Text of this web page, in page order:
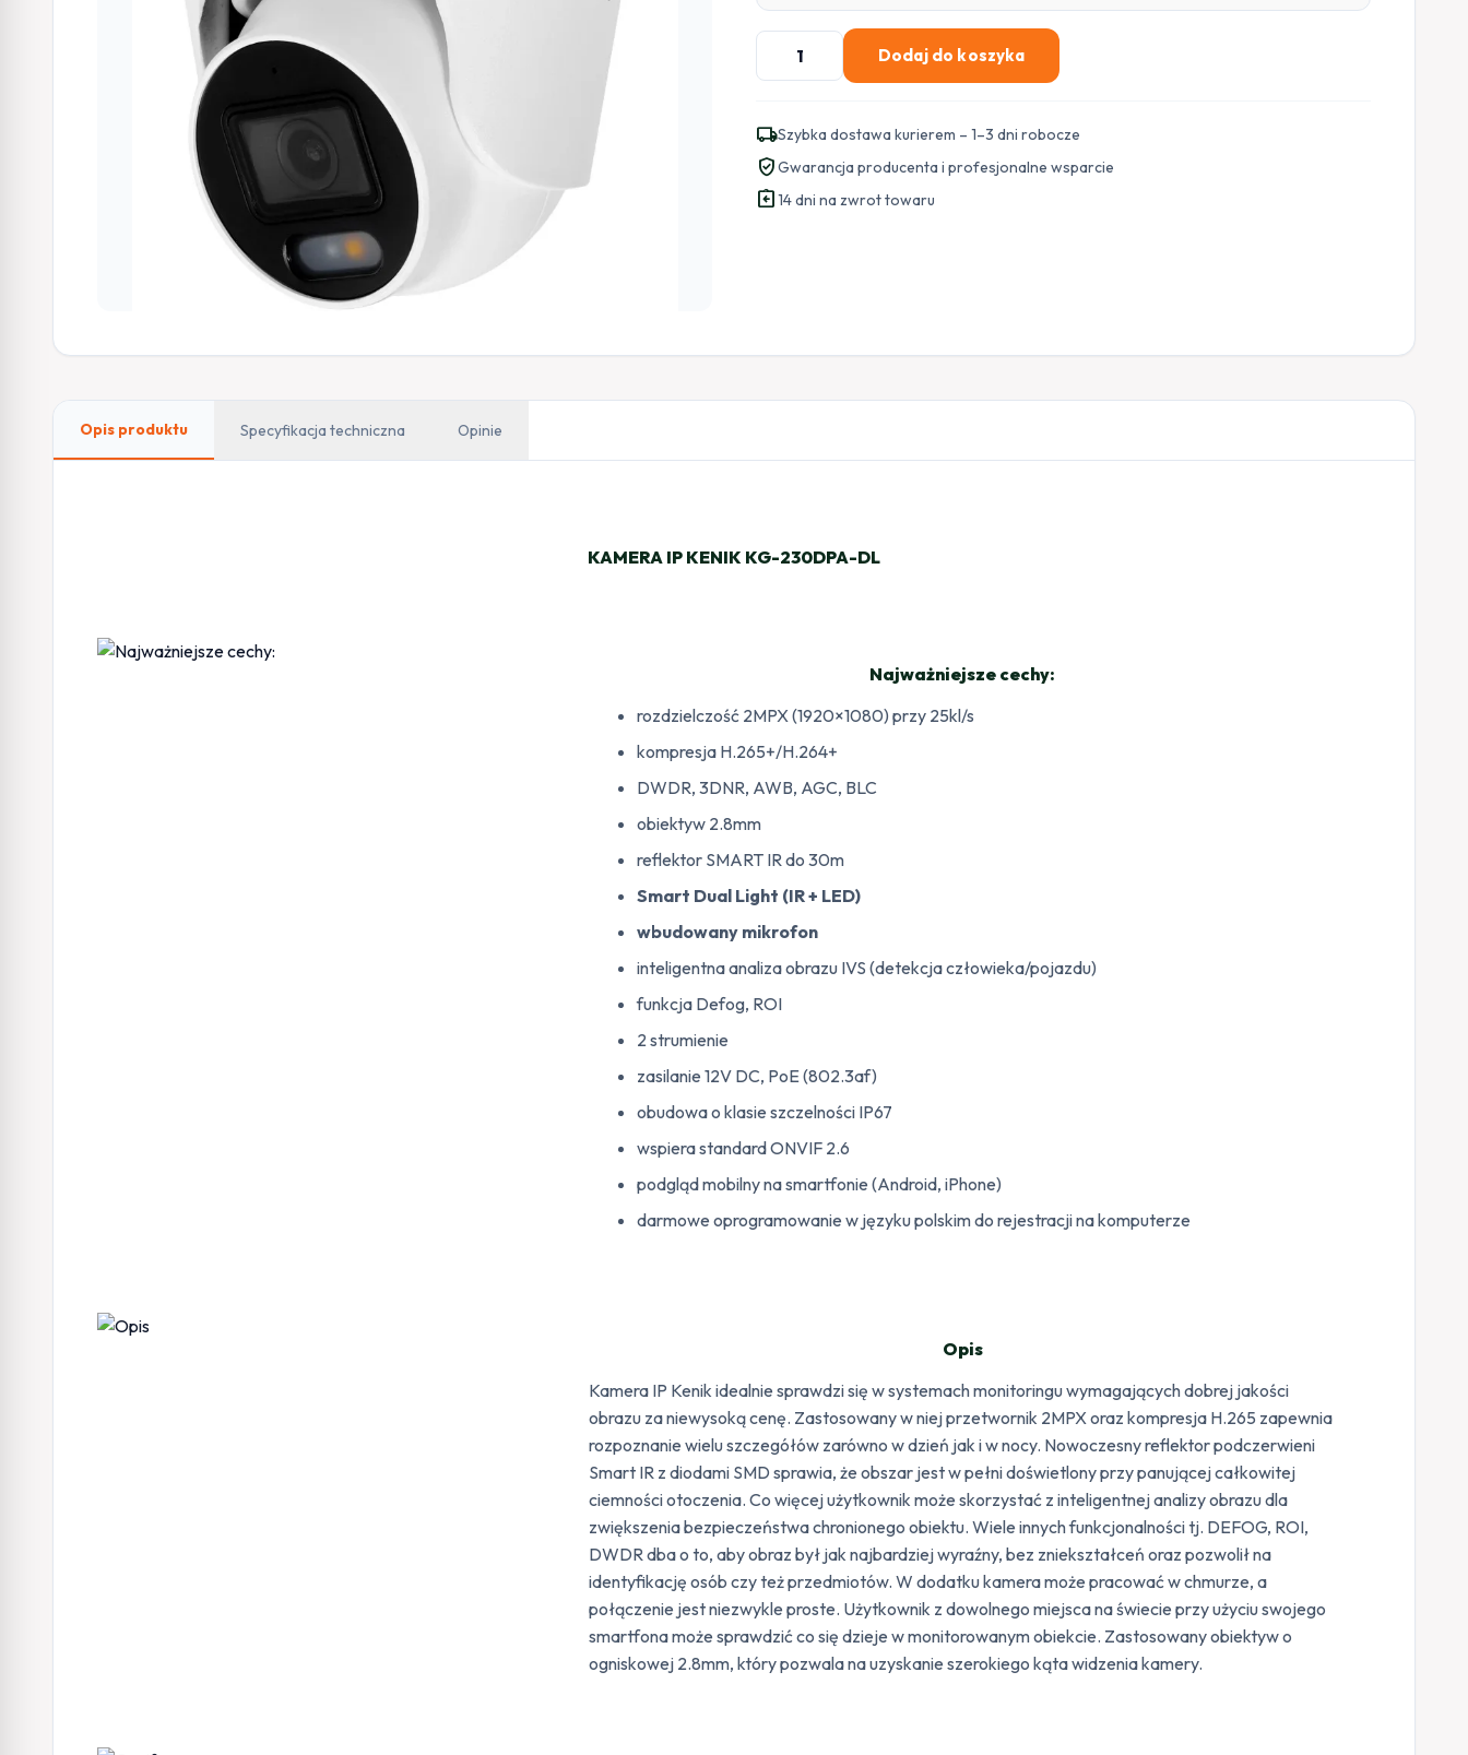
ilość
KAMERA
KENIK
KG-
230DPA-
DL
Dodaj do koszyka
local_shippingSzybka dostawa kurierem – 1–3 dni robocze
verified_userGwarancja producenta i profesjonalne wsparcie
assignment_return14 dni na zwrot towaru
Opis produktu Specyfikacja techniczna Opinie
KAMERA IP KENIK KG-230DPA-DL
Najważniejsze cechy:
rozdzielczość 2MPX (1920×1080) przy 25kl/s
kompresja H.265+/H.264+
DWDR, 3DNR, AWB, AGC, BLC
obiektyw 2.8mm
reflektor SMART IR do 30m
Smart Dual Light (IR + LED)
wbudowany mikrofon
inteligentna analiza obrazu IVS (detekcja człowieka/pojazdu)
funkcja Defog, ROI
2 strumienie
zasilanie 12V DC, PoE (802.3af)
obudowa o klasie szczelności IP67
wspiera standard ONVIF 2.6
podgląd mobilny na smartfonie (Android, iPhone)
darmowe oprogramowanie w języku polskim do rejestracji na komputerze
Opis
Kamera IP Kenik idealnie sprawdzi się w systemach monitoringu wymagających dobrej jakości
obrazu za niewysoką cenę. Zastosowany w niej przetwornik 2MPX oraz kompresja H.265 zapewnia
rozpoznanie wielu szczegółów zarówno w dzień jak i w nocy. Nowoczesny reflektor podczerwieni
Smart IR z diodami SMD sprawia, że obszar jest w pełni doświetlony przy panującej całkowitej
ciemności otoczenia. Co więcej użytkownik może skorzystać z inteligentnej analizy obrazu dla
zwiększenia bezpieczeństwa chronionego obiektu. Wiele innych funkcjonalności tj. DEFOG, ROI,
DWDR dba o to, aby obraz był jak najbardziej wyraźny, bez zniekształceń oraz pozwolił na
identyfikację osób czy też przedmiotów. W dodatku kamera może pracować w chmurze, a
połączenie jest niezwykle proste. Użytkownik z dowolnego miejsca na świecie przy użyciu swojego
smartfona może sprawdzić co się dzieje w monitorowanym obiekcie. Zastosowany obiektyw o
ogniskowej 2.8mm, który pozwala na uzyskanie szerokiego kąta widzenia kamery.